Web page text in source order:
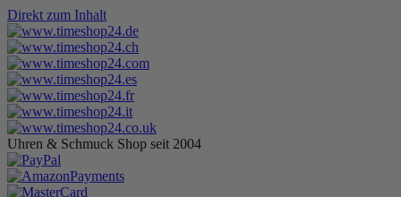
Direkt zum Inhalt
Uhren & Schmuck Shop seit 2004